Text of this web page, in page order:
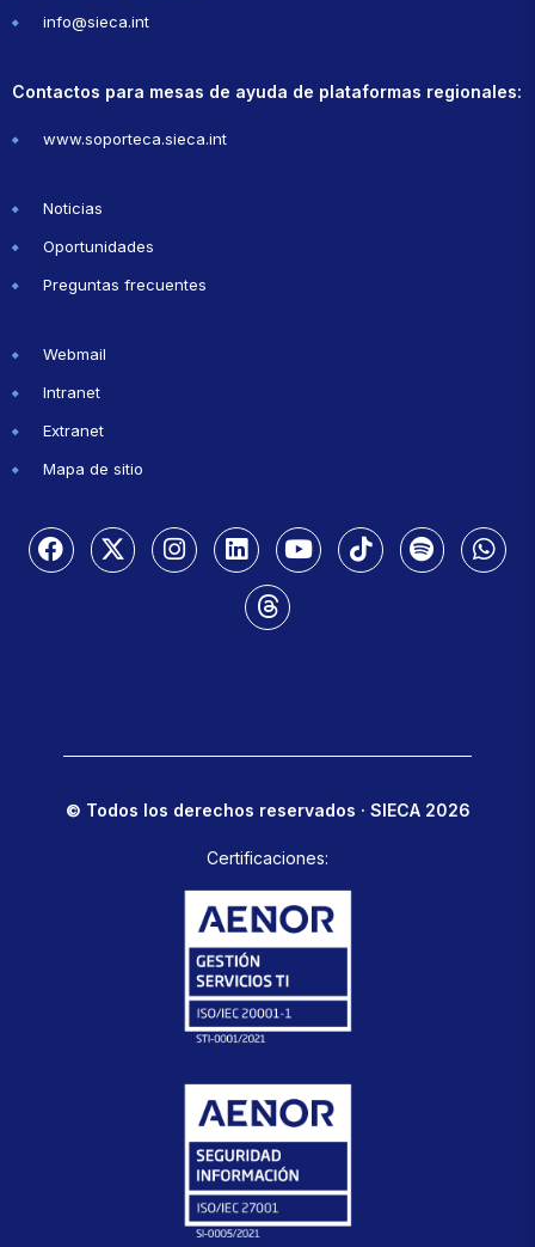
info@sieca.int
Contactos para mesas de ayuda de plataformas regionales:
www.soporteca.sieca.int
Noticias
Oportunidades
Preguntas frecuentes
Webmail
Intranet
Extranet
Mapa de sitio
© Todos los derechos reservados · SIECA 2026
Certificaciones: